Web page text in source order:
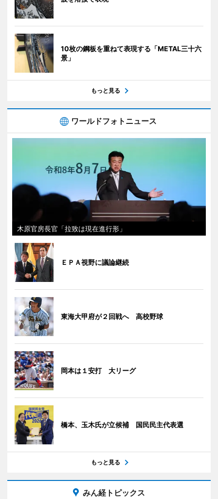
10枚の鋼板を重ねて表現する「METAL三十六
景」
もっと見る
ワールドフォトニュース
木原官房長官「拉致は現在進行形」
ＥＰＡ視野に議論継続
東海大甲府が２回戦へ 高校野球
岡本は１安打 大リーグ
橋本、玉木氏が立候補 国民民主代表選
もっと見る
みん経トピックス